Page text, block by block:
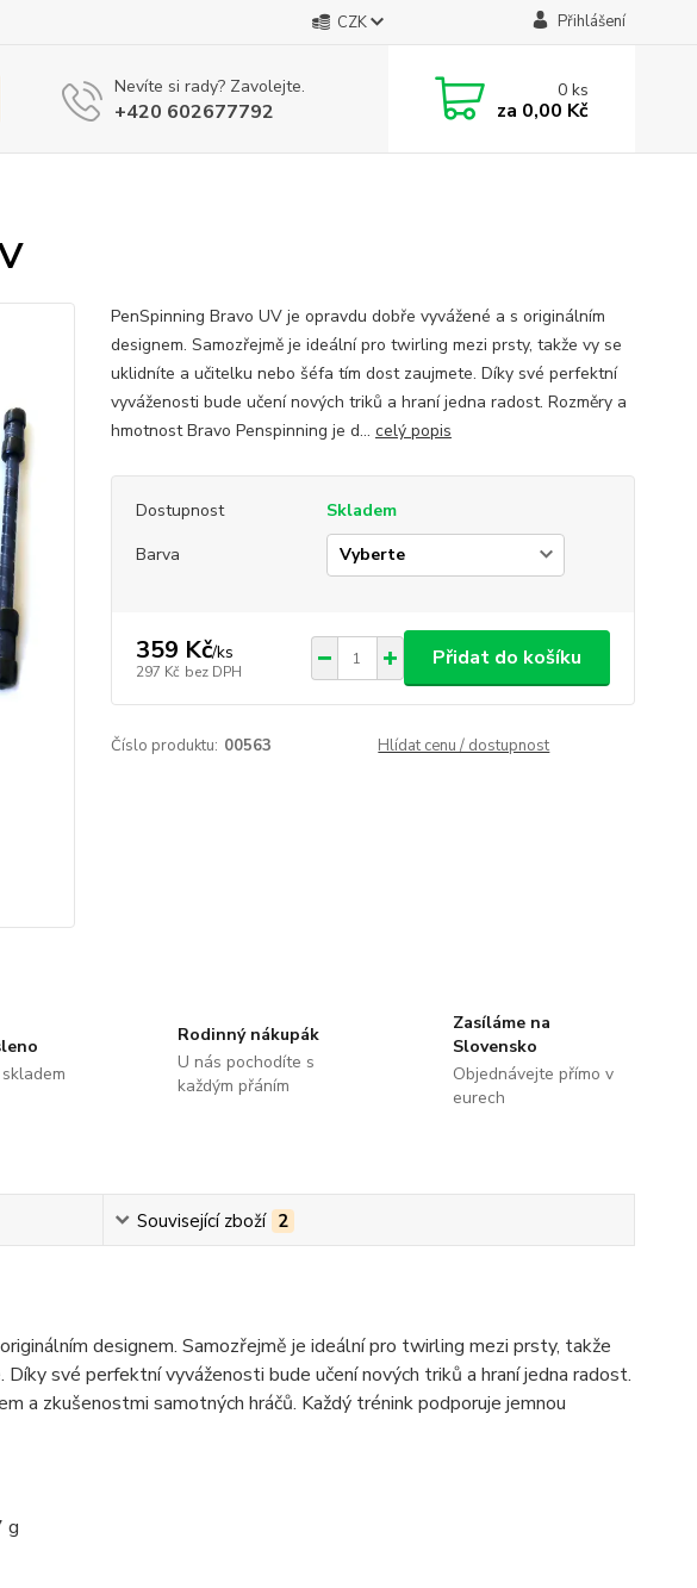
CZK Přihlášení
Nevíte si rady? Zavolejte.
+420 602677792
0ks
za 0,00 Kč
PenSpinning Bravo UV je opravdu dobře vyvážené a s originálním
designem. Samozřejmě je ideální pro twirling mezi prsty, takže vy se
uklidníte a učitelku nebo šéfa tím dost zaujmete. Díky své perfektní
vyváženosti bude učení nových triků a hraní jedna radost. Rozměry a
hmotnost Bravo Penspinning je d... celý popis
Dostupnost
Skladem
Barva
359 Kč/ks
297 Kč bez DPH
Přidat do košíku
Číslo produktu: 00563 Hlídat cenu / dostupnost
Rodinný nákupák
U nás pochodíte s
každým přáním
Zasíláme na
Slovensko
Objednávejte přímo v
eurech
Související zboží 2
designem. Samozřejmě je ideální pro twirling mezi prsty, takže
své perfektní vyváženosti bude učení nových triků a hraní jedna radost.
a zkušenostmi samotných hráčů. Každý trénink podporuje jemnou
g